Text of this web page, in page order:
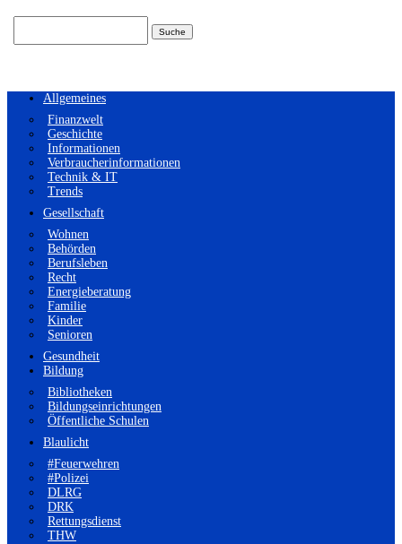
Allgemeines
Finanzwelt
Geschichte
Informationen
Verbraucherinformationen
Technik & IT
Trends
Gesellschaft
Wohnen
Behörden
Berufsleben
Recht
Energieberatung
Familie
Kinder
Senioren
Gesundheit
Bildung
Bibliotheken
Bildungseinrichtungen
Öffentliche Schulen
Blaulicht
#Feuerwehren
#Polizei
DLRG
DRK
Rettungsdienst
THW